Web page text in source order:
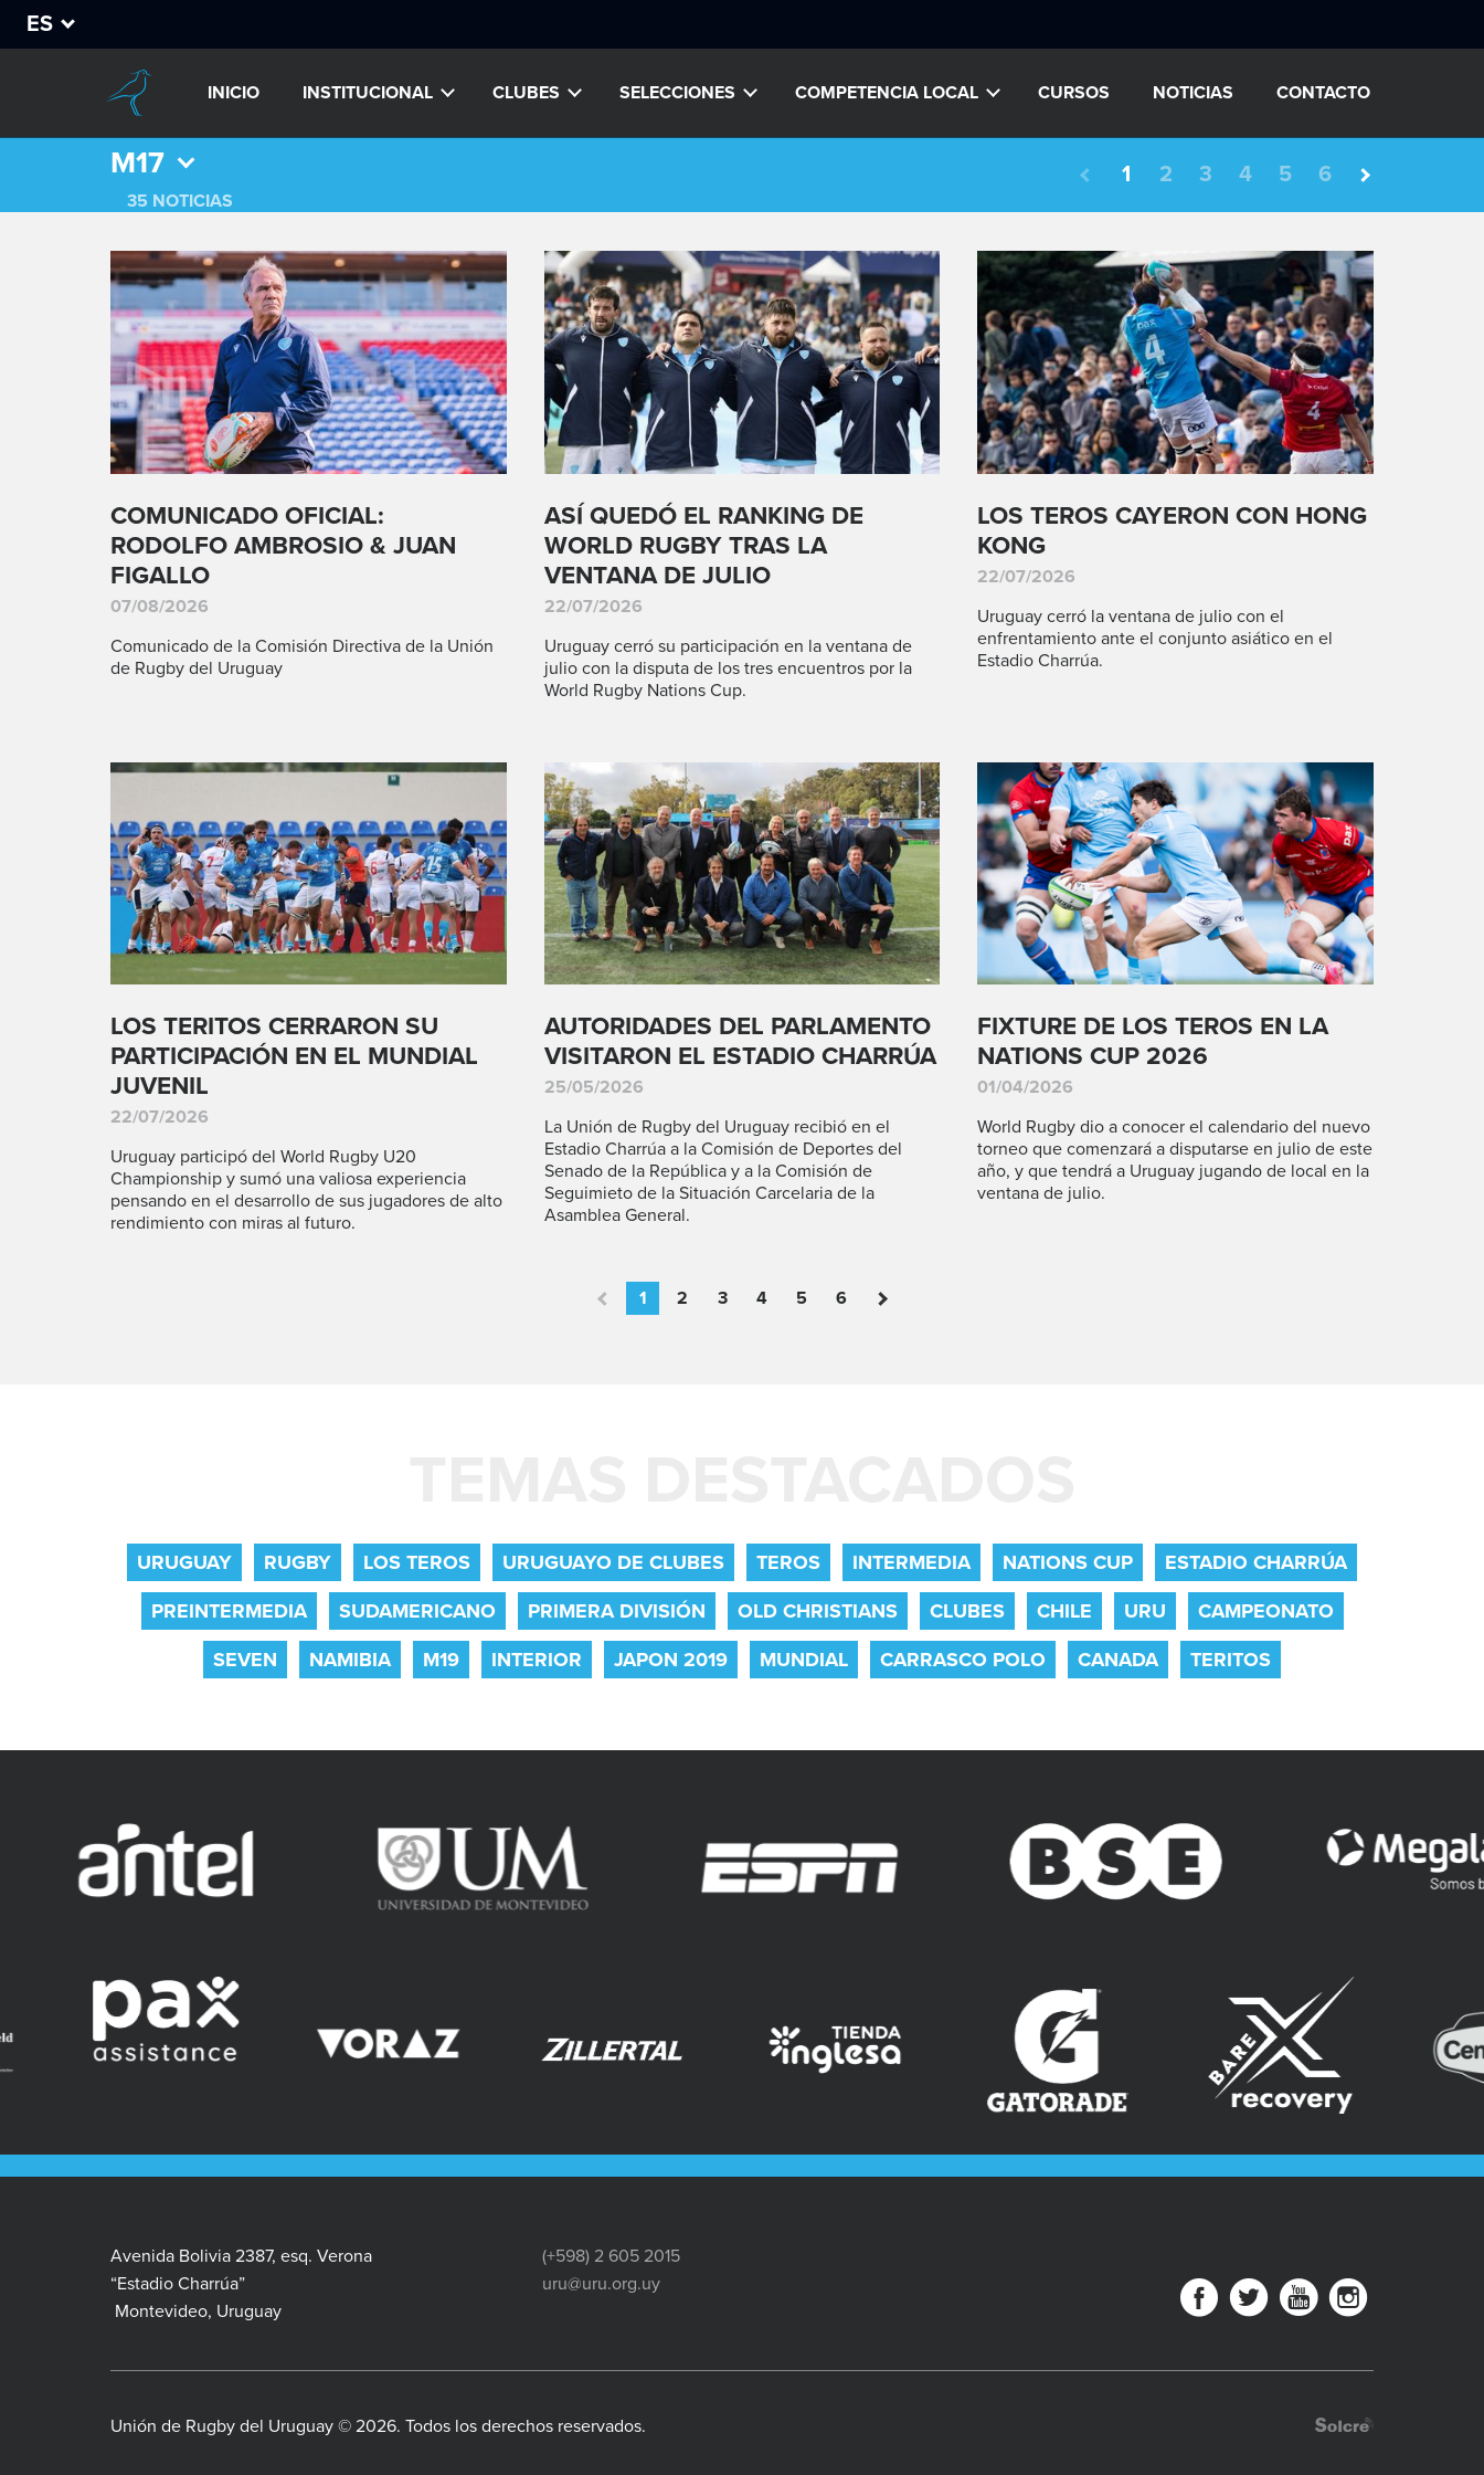
ES
INICIO INSTITUCIONAL CLUBES SELECCIONES COMPETENCIA LOCAL CURSOS NOTICIAS CONTACTO
M17
35 NOTICIAS
1 2 3 4 5 6
COMUNICADO OFICIAL:
RODOLFO AMBROSIO & JUAN
FIGALLO
07/08/2026
Comunicado de la Comisión Directiva de la Unión
de Rugby del Uruguay
ASÍ QUEDÓ EL RANKING DE
WORLD RUGBY TRAS LA
VENTANA DE JULIO
22/07/2026
Uruguay cerró su participación en la ventana de
julio con la disputa de los tres encuentros por la
World Rugby Nations Cup.
LOS TEROS CAYERON CON HONG
KONG
22/07/2026
Uruguay cerró la ventana de julio con el
enfrentamiento ante el conjunto asiático en el
Estadio Charrúa.
LOS TERITOS CERRARON SU
PARTICIPACIÓN EN EL MUNDIAL
JUVENIL
22/07/2026
Uruguay participó del World Rugby U20
Championship y sumó una valiosa experiencia
pensando en el desarrollo de sus jugadores de alto
rendimiento con miras al futuro.
AUTORIDADES DEL PARLAMENTO
VISITARON EL ESTADIO CHARRÚA
25/05/2026
La Unión de Rugby del Uruguay recibió en el
Estadio Charrúa a la Comisión de Deportes del
Senado de la República y a la Comisión de
Seguimieto de la Situación Carcelaria de la
Asamblea General.
FIXTURE DE LOS TEROS EN LA
NATIONS CUP 2026
01/04/2026
World Rugby dio a conocer el calendario del nuevo
torneo que comenzará a disputarse en julio de este
año, y que tendrá a Uruguay jugando de local en la
ventana de julio.
1 2 3 4 5 6
URUGUAY RUGBY LOS TEROS URUGUAYO DE CLUBES TEROS INTERMEDIA NATIONS CUP
ESTADIO CHARRÚA
PREINTERMEDIA
SUDAMERICANO PRIMERA DIVISIÓN OLD CHRISTIANS CLUBES CHILE URU
CAMPEONATO
SEVEN
NAMIBIA M19 INTERIOR JAPON 2019 MUNDIAL CARRASCO POLO CANADA TERITOS
Avenida Bolivia 2387, esq. Verona
“Estadio Charrúa”
Montevideo, Uruguay
(+598) 2 605 2015
uru@uru.org.uy
Unión de Rugby del Uruguay © 2026. Todos los derechos reservados.